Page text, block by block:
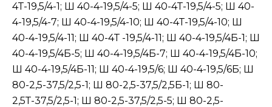
4Т-19,5/4-1; Ш 40-4-19,5/4-5; Ш 40-4Т-19,5/4-5; Ш 40-
4-19,5/4-7; Ш 40-4-19,5/4-10; Ш 40-4Т-19,5/4-10; Ш
40-4-19,5/4-11; Ш 40-4Т -19,5/4-11; Ш 40-4-19,5/4Б-1; Ш
40-4-19,5/4Б-5; Ш 40-4-19,5/4Б-7; Ш 40-4-19,5/4Б-10;
Ш 40-4-19,5/4Б-11; Ш 40-4-19,5/6; Ш 40-4-19,5/6Б; Ш
80-2,5-37,5/2,5-1; Ш 80-2,5-37,5/2,5Б-1; Ш 80-
2,5Т-37,5/2,5-1; Ш 80-2,5-37,5/2,5-5; Ш 80-2,5-